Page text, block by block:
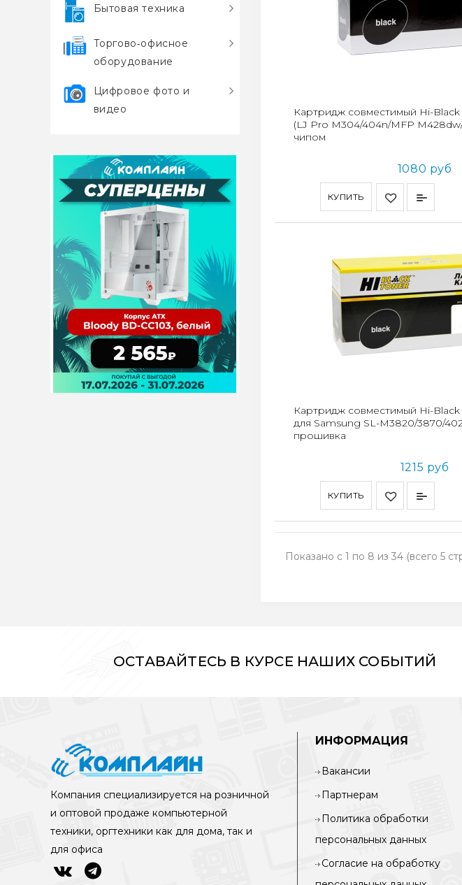
Бытовая техника
Торгово‑офисное
оборудование
Цифровое фото и
видео
КУПИТЬ
Картридж совместимый Hi-Black
(LJ Pro M304/404n/MFP
чипом
1080 руб
КУПИТЬ
Картридж совместимый Hi-Black
для Samsung SL-M3820/3870/
прошивка
1215 руб
Показано с 1 по 8 из 34 (всего 5
ОСТАВАЙТЕСЬ В КУРСЕ НАШИХ СОБЫТИЙ
Компания специализируется на розничной
и оптовой продаже компьютерной
техники, оргтехники как для дома, так и
для офиса
ИНФОРМАЦИЯ
Вакансии
Партнерам
Политика обработки
персональных данных
Согласие на обработку